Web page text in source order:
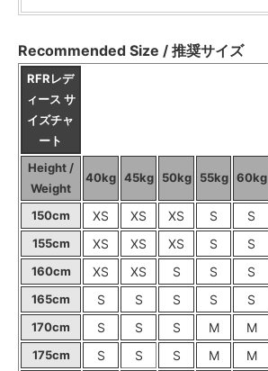
Recommended Size / 推奨サイズ
RFRレデ
ィース サ
イズチャ
ート
Height /
Weight
40kg 45kg 50kg 55kg 60kg
150cm XS XS XS S S
155cm XS XS XS S S
160cm XS XS S S S
165cm S S S S S
170cm S S S M M
175cm S S S M M